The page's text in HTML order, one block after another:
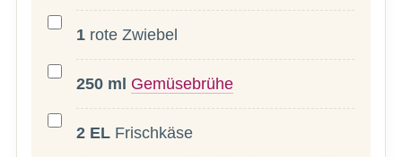
1 rote Zwiebel
250 ml Gemüsebrühe
2 EL Frischkäse